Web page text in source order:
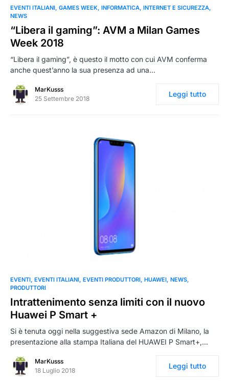
EVENTI ITALIANI GAMES WEEK INFORMATICA INTERNET E SICUREZZA
NEWS
“Libera il gaming”: AVM a Milan Games
Week 2018
“Libera il gaming”, è questo il motto con cui AVM conferma
anche quest’anno la sua presenza ad una…
MarKusss
25 Settembre 2018
Leggi tutto
0
EVENTI EVENTI ITALIANI EVENTI PRODUTTORI HUAWEI NEWS
PRODUTTORI
Intrattenimento senza limiti con il nuovo
Huawei P Smart +
Si è tenuta oggi nella suggestiva sede Amazon di Milano, la
presentazione alla stampa Italiana del HUAWEI P Smart+,…
MarKusss
18 Luglio 2018
Leggi tutto